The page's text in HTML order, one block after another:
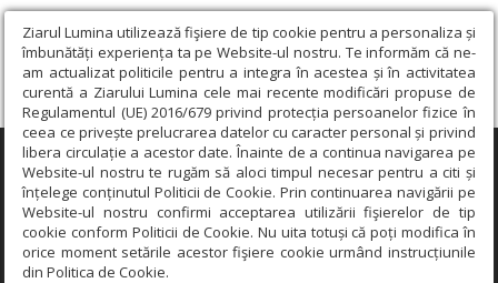
Ziarul Lumina utilizează fişiere de tip cookie pentru a personaliza și
îmbunătăți experiența ta pe Website-ul nostru. Te informăm că ne-
am actualizat politicile pentru a integra în acestea și în activitatea
curentă a Ziarului Lumina cele mai recente modificări propuse de
Regulamentul (UE) 2016/679 privind protecția persoanelor fizice în
ceea ce privește prelucrarea datelor cu caracter personal și privind
libera circulație a acestor date. Înainte de a continua navigarea pe
Website-ul nostru te rugăm să aloci timpul necesar pentru a citi și
înțelege conținutul Politicii de Cookie. Prin continuarea navigării pe
Website-ul nostru confirmi acceptarea utilizării fişierelor de tip
cookie conform Politicii de Cookie. Nu uita totuși că poți modifica în
orice moment setările acestor fişiere cookie urmând instrucțiunile
din Politica de Cookie.
×